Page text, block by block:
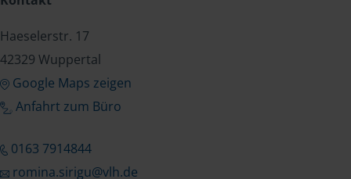
Haeselerstr. 17
42329 Wuppertal
Google Maps zeigen
Anfahrt zum Büro
0163 7914844
romina.sirigu@vlh.de